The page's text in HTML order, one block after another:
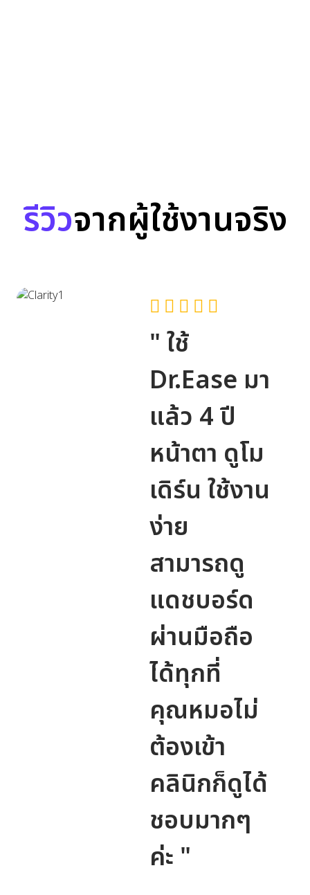
รีวิวจากผู้ใช้งานจริง
" ใช้
Dr.Ease มา
แล้ว 4 ปี
หน้าตา ดูโม
เดิร์น ใช้งาน
ง่าย
สามารถดู
แดชบอร์ด
ผ่านมือถือ
ได้ทุกที่
คุณหมอไม่
ต้องเข้า
คลินิกก็ดูได้
ชอบมากๆ
ค่ะ "